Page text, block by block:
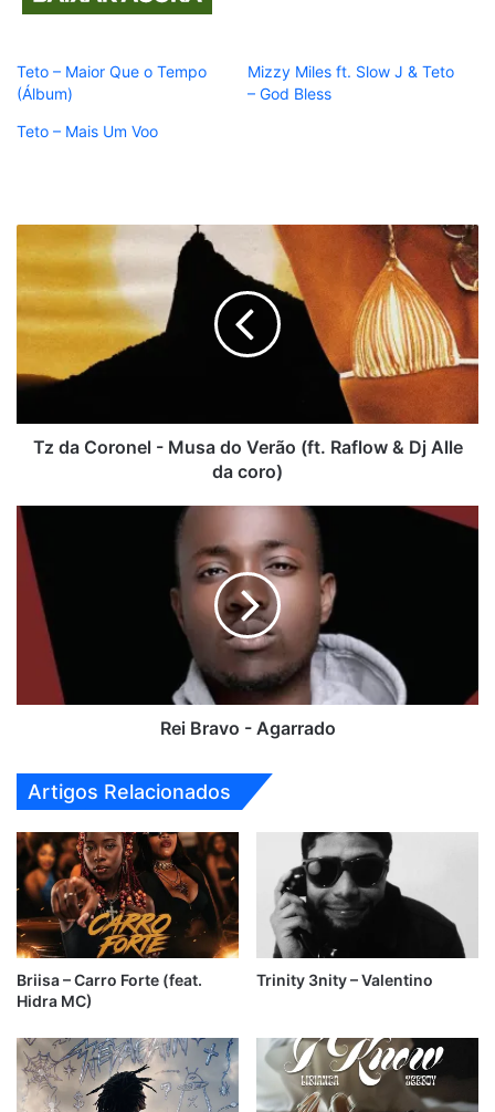
Teto – Maior Que o Tempo
(Álbum)
Mizzy Miles ft. Slow J & Teto
– God Bless
Teto – Mais Um Voo
da
Coronel
-
Musa
Verão
Raflow
da
coro)
Tz da Coronel - Musa do Verão (ft. Raflow & Dj Alle
da coro)
Rei
Bravo
Agarrado
Rei Bravo - Agarrado
Artigos Relacionados
Briisa – Carro Forte (feat.
Hidra MC)
Trinity 3nity – Valentino